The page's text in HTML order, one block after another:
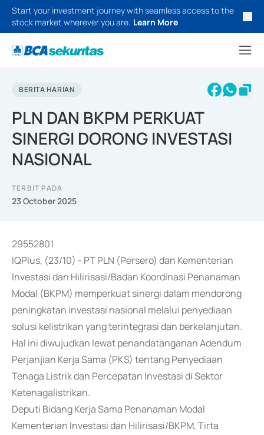
Start your investment journey with seamless access to the
stock market wherever you are. Learn More
BERITA HARIAN
PLN DAN BKPM PERKUAT
SINERGI DORONG INVESTASI
NASIONAL
TERBIT PADA
23 October 2025
29552801
IQPlus, (23/10) - PT PLN (Persero) dan Kementerian
Investasi dan Hilirisasi/Badan Koordinasi Penanaman
Modal (BKPM) memperkuat sinergi dalam mendorong
peningkatan investasi nasional melalui penyediaan
solusi kelistrikan yang terintegrasi dan berkelanjutan.
Hal ini diwujudkan lewat penandatanganan Adendum
Perjanjian Kerja Sama (PKS) tentang Penyediaan
Tenaga Listrik dan Percepatan Investasi di Sektor
Ketenagalistrikan.
Deputi Bidang Kerja Sama Penanaman Modal
Kementerian Investasi dan Hilirisasi/BKPM, Tirta